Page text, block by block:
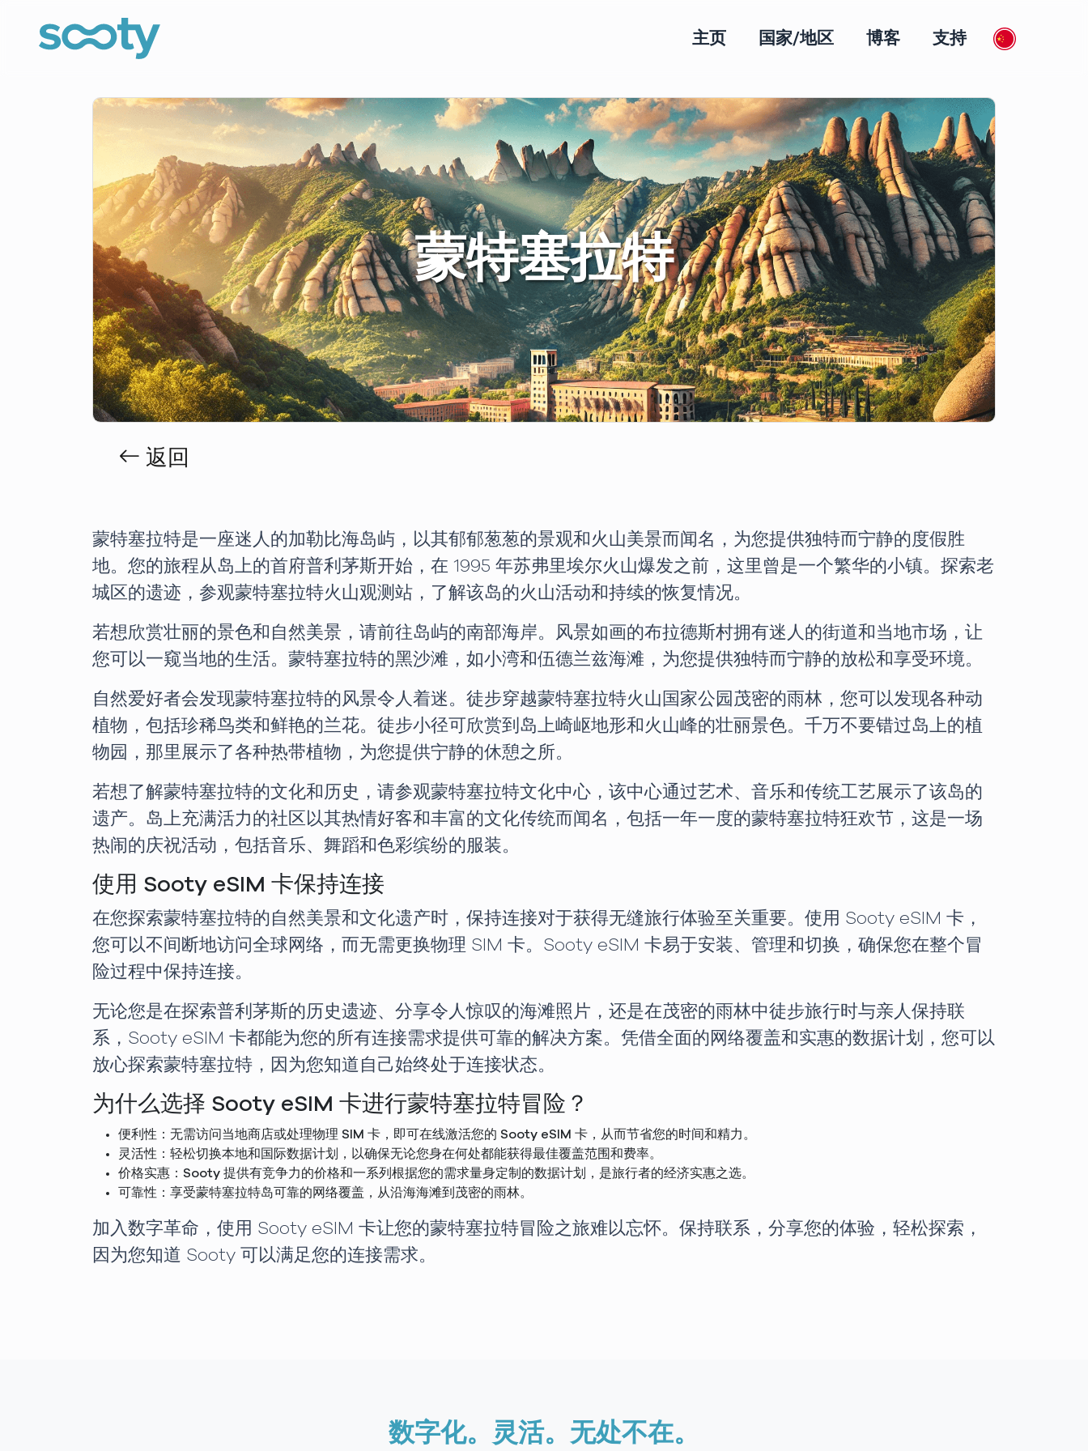
主页 国家/地区 博客 支持
蒙特塞拉特
返回
蒙特塞拉特是一座迷人的加勒比海岛屿，以其郁郁葱葱的景观和火山美景而闻名，为您提供独特而宁静的度假胜
地。您的旅程从岛上的首府普利茅斯开始，在 1995 年苏弗里埃尔火山爆发之前，这里曾是一个繁华的小镇。探索老
城区的遗迹，参观蒙特塞拉特火山观测站，了解该岛的火山活动和持续的恢复情况。
若想欣赏壮丽的景色和自然美景，请前往岛屿的南部海岸。风景如画的布拉德斯村拥有迷人的街道和当地市场，让
您可以一窥当地的生活。蒙特塞拉特的黑沙滩，如小湾和伍德兰兹海滩，为您提供独特而宁静的放松和享受环境。
自然爱好者会发现蒙特塞拉特的风景令人着迷。徒步穿越蒙特塞拉特火山国家公园茂密的雨林，您可以发现各种动
植物，包括珍稀鸟类和鲜艳的兰花。徒步小径可欣赏到岛上崎岖地形和火山峰的壮丽景色。千万不要错过岛上的植
物园，那里展示了各种热带植物，为您提供宁静的休憩之所。
若想了解蒙特塞拉特的文化和历史，请参观蒙特塞拉特文化中心，该中心通过艺术、音乐和传统工艺展示了该岛的
遗产。岛上充满活力的社区以其热情好客和丰富的文化传统而闻名，包括一年一度的蒙特塞拉特狂欢节，这是一场
热闹的庆祝活动，包括音乐、舞蹈和色彩缤纷的服装。
使用 Sooty eSIM 卡保持连接
在您探索蒙特塞拉特的自然美景和文化遗产时，保持连接对于获得无缝旅行体验至关重要。使用 Sooty eSIM 卡，
您可以不间断地访问全球网络，而无需更换物理 SIM 卡。Sooty eSIM 卡易于安装、管理和切换，确保您在整个冒
险过程中保持连接。
无论您是在探索普利茅斯的历史遗迹、分享令人惊叹的海滩照片，还是在茂密的雨林中徒步旅行时与亲人保持联
系，Sooty eSIM 卡都能为您的所有连接需求提供可靠的解决方案。凭借全面的网络覆盖和实惠的数据计划，您可以
放心探索蒙特塞拉特，因为您知道自己始终处于连接状态。
为什么选择 Sooty eSIM 卡进行蒙特塞拉特冒险？
便利性：无需访问当地商店或处理物理 SIM 卡，即可在线激活您的 Sooty eSIM 卡，从而节省您的时间和精力。
灵活性：轻松切换本地和国际数据计划，以确保无论您身在何处都能获得最佳覆盖范围和费率。
价格实惠：Sooty 提供有竞争力的价格和一系列根据您的需求量身定制的数据计划，是旅行者的经济实惠之选。
可靠性：享受蒙特塞拉特岛可靠的网络覆盖，从沿海海滩到茂密的雨林。
加入数字革命，使用 Sooty eSIM 卡让您的蒙特塞拉特冒险之旅难以忘怀。保持联系，分享您的体验，轻松探索，
因为您知道 Sooty 可以满足您的连接需求。
数字化。灵活。无处不在。